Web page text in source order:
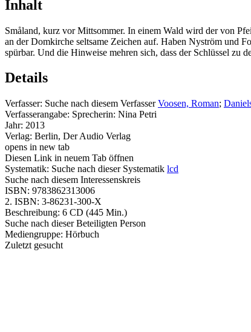
Inhalt
Småland, kurz vor Mittsommer. In einem Wald wird der von
an der Domkirche seltsame Zeichen auf. Haben Nyström und
spürbar. Und die Hinweise mehren sich, dass der Schlüssel zu
Details
Verfasser: Suche nach diesem Verfasser Voosen, Roman;
Verfasserangabe: Sprecherin: Nina Petri
Jahr: 2013
Verlag: Berlin, Der Audio Verlag
opens in new tab
Diesen Link in neuem Tab öffnen
Systematik: Suche nach dieser Systematik lcd
Suche nach diesem Interessenskreis
ISBN: 9783862313006
2. ISBN: 3-86231-300-X
Beschreibung: 6 CD (445 Min.)
Suche nach dieser Beteiligten Person
Mediengruppe: Hörbuch
Zuletzt gesucht